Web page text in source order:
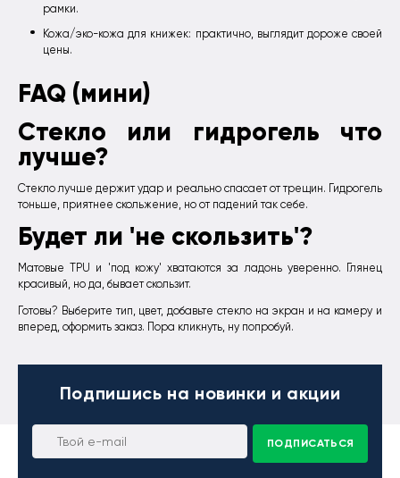
рамки.
Кожа/эко-кожа для книжек: практично, выглядит дороже своей
цены.
FAQ (мини)
Стекло или гидрогель что
лучше?
Стекло лучше держит удар и реально спасает от трещин. Гидрогель
тоньше, приятнее скольжение, но от падений так себе.
Будет ли 'не скользить'?
Матовые TPU и 'под кожу' хватаются за ладонь уверенно. Глянец
красивый, но да, бывает скользит.
Готовы? Выберите тип, цвет, добавьте стекло на экран и на камеру и
вперед, оформить заказ. Пора кликнуть, ну попробуй.
Подпишись на новинки и акции
ПОДПИСАТЬСЯ